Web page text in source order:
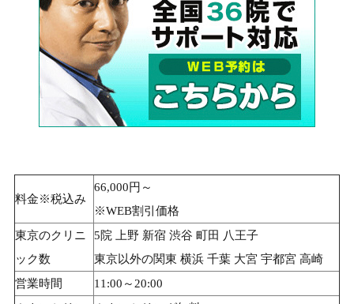
料金※税込み
66,000円～
※WEB割引価格
東京のクリニ
ック数
5院 上野 新宿 渋谷 町田 八王子
東京以外の関東 横浜 千葉 大宮 宇都宮 高崎
営業時間
11:00～20:00